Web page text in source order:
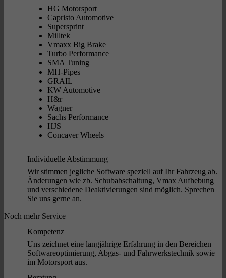
HG Motorsport
Capristo Automotive
Supersprint
Milltek
Vmaxx Big Brake
Turbo Performance
SMA Tuning
MH-Pipes
GRAIL
KW Automotive
H&r
Wagner
Sachs Performance
HJS
Concaver Wheels
Individuelle Abstimmung
Wir stimmen jegliche Software speziell auf Ihr Fahrzeug ab.
Änderungen wie zb. Schubabschaltung, Vmax Aufhebung
und verschiedene Deaktivierungen sind möglich. Sprechen
Sie uns gerne an.
Noch mehr Service
Kompetenz
Uns zeichnet eine langjährige Erfahrung in den Bereichen
Softwareoptimierung, Abgas- und Fahrwerkstechnik sowie
im Motorsport aus.